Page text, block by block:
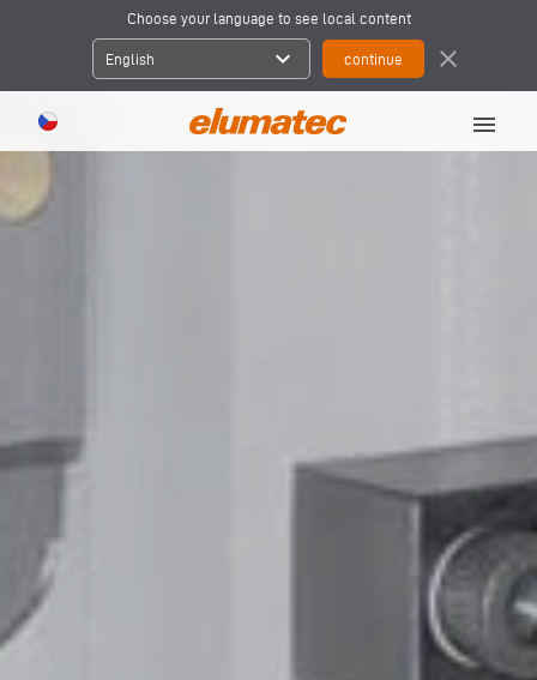
Choose your language to see local content
English expand_more close
menu